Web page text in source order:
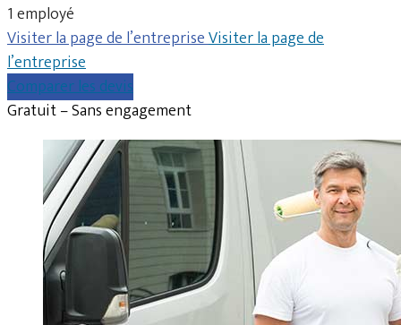
1 employé
Visiter la page de l’entrepriseVisiter la page de
l’entreprise
Comparer les devis
Gratuit – Sans engagement